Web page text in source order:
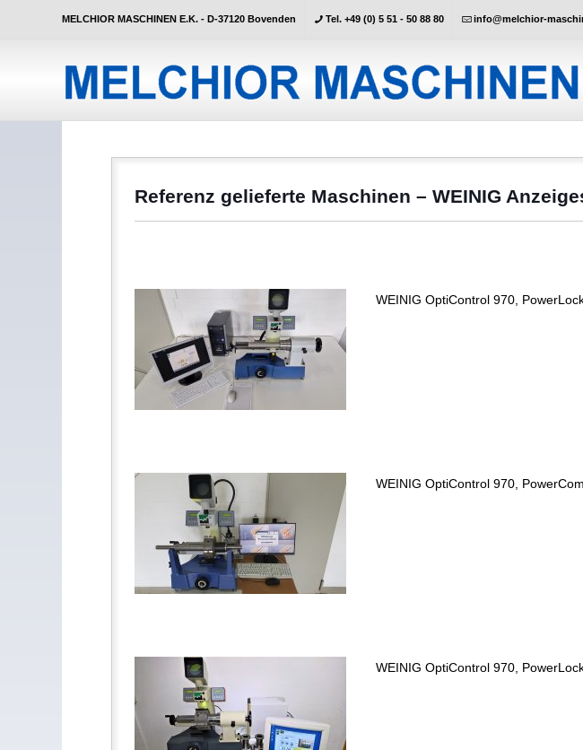
MELCHIOR MASCHINEN E.K. - D-37120 Bovenden Tel. +49 (0) 5 51 - 50 88 80 info@melchior-
Referenz gelieferte Maschinen – WEINIG
WEINIG OptiControl 970,
WEINIG OptiControl 970,
WEINIG OptiControl 970,